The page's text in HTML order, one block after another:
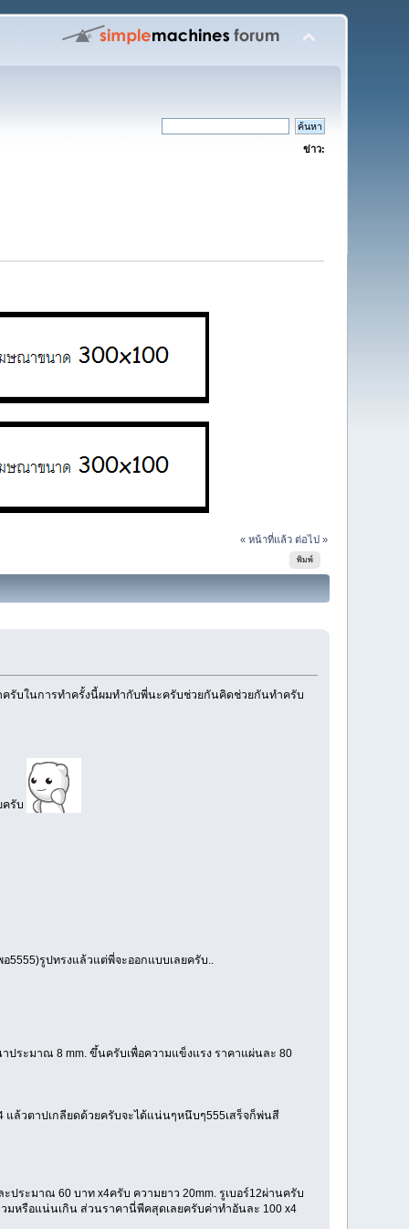
ข่าว:
« หน้าที่แล้ว ต่อไป »
พิมพ์
ครับในการทำครั้งนี้ผมทำกับพี่นะครับช่วยกันคิดช่วยกันทำครับ
ครับ
รูปทรงแล้วแต่พี่จะออกแบบเลยครับ..
ประมาณ 8 mm. ขึ้นครับเพื่อความแข็งแรง ราคาแผ่นละ 80
แล้วตาปเกลียดด้วยครับจะได้แน่นๆหนึบๆ555เสร็จก็พ่นสี
ระมาณ 60 บาท x4ครับ ความยาว 20mm. รูเบอร์12ผ่านครับ
มหรือแน่นเกิน ส่วนราคานี่พีคสุดเลยครับค่าทำอันละ 100 x4